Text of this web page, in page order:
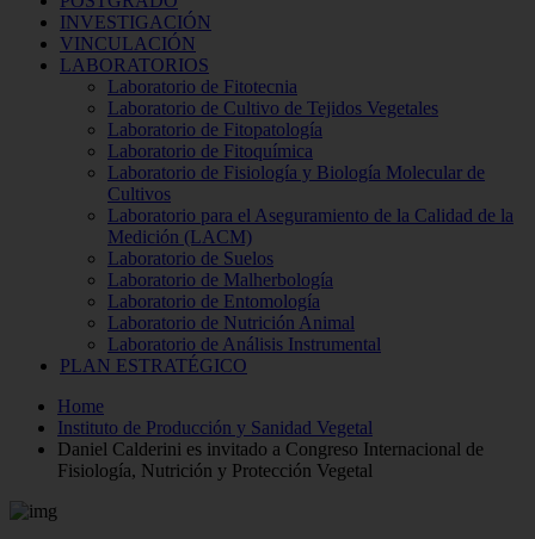
INVESTIGACIÓN
VINCULACIÓN
LABORATORIOS
Laboratorio de Fitotecnia
Laboratorio de Cultivo de Tejidos Vegetales
Laboratorio de Fitopatología
Laboratorio de Fitoquímica
Laboratorio de Fisiología y Biología Molecular de
Cultivos
Laboratorio para el Aseguramiento de la Calidad de la
Medición (LACM)
Laboratorio de Suelos
Laboratorio de Malherbología
Laboratorio de Entomología
Laboratorio de Nutrición Animal
Laboratorio de Análisis Instrumental
PLAN ESTRATÉGICO
Home
Instituto de Producción y Sanidad Vegetal
Daniel Calderini es invitado a Congreso Internacional de
Fisiología, Nutrición y Protección Vegetal